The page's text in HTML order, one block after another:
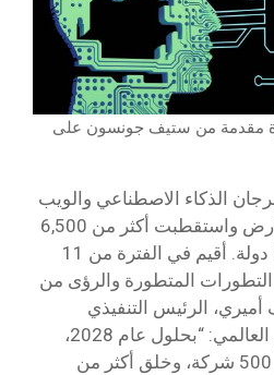
مقدمة من ستيف جونسون على
الذكاء الاصطناعي والويب
3 لعرض أكثر من 100 عارض واستقطبت أكثر من 6,500
مشارك من أكثر من 100 دولة. أقيم في الفترة من 11
التطورات المتطورة والرؤى من
الرئيس التنفيذي
لسلطة مركز دبي المالي العالمي: “بحلول عام 2028،
نتوقع استقطاب أكثر من 500 شركة، وخلق أكثر من